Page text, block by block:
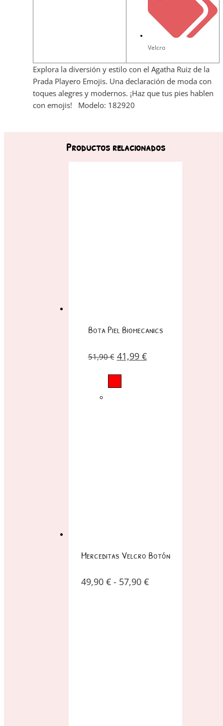
Velcro
Explora la diversión y estilo con el Agatha Ruiz de la
Prada Playero Emojis. Una declaración de moda con
toques alegres y modernos. ¡Haz que tus pies hablen
con emojis! Modelo: 182920
Productos relacionados
Bota Piel Biomecanics
51,90€ 41,99 €
Merceditas Velcro Botón
49,90 € - 57,90 €